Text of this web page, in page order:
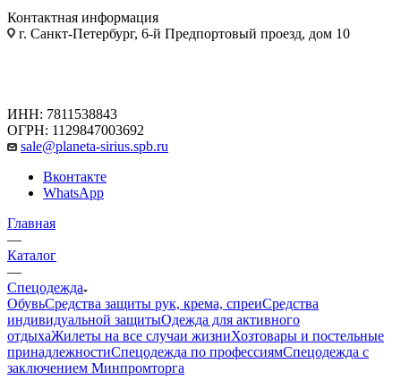
Контактная информация
г. Санкт-Петербург, 6-й Предпортовый проезд, дом 10
ИНН: 7811538843
ОГРН: 1129847003692
sale@planeta-sirius.spb.ru
Вконтакте
WhatsApp
Главная
—
Каталог
—
Спецодежда
ОбувьСредства защиты рук, крема, спреиСредства
индивидуальной защитыОдежда для активного
отдыхаЖилеты на все случаи жизниХозтовары и постельные
принадлежностиСпецодежда по профессиямСпецодежда с
заключением Минпромторга